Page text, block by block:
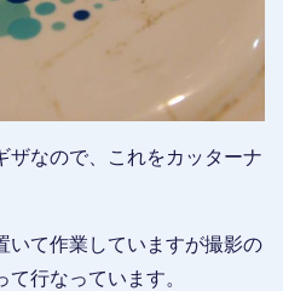
ザなので、これをカッターナ
いて作業していますが撮影の
行なっています。